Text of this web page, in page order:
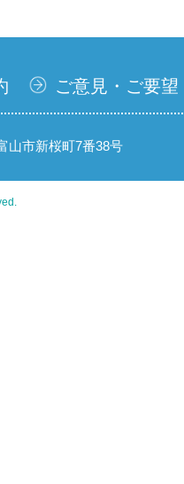
ご意見・ご要望
山市新桜町7番38号